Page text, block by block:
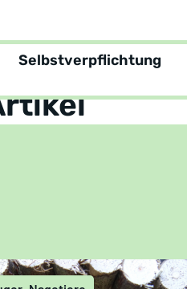
Selbstverpflichtung
Kleinsäuger